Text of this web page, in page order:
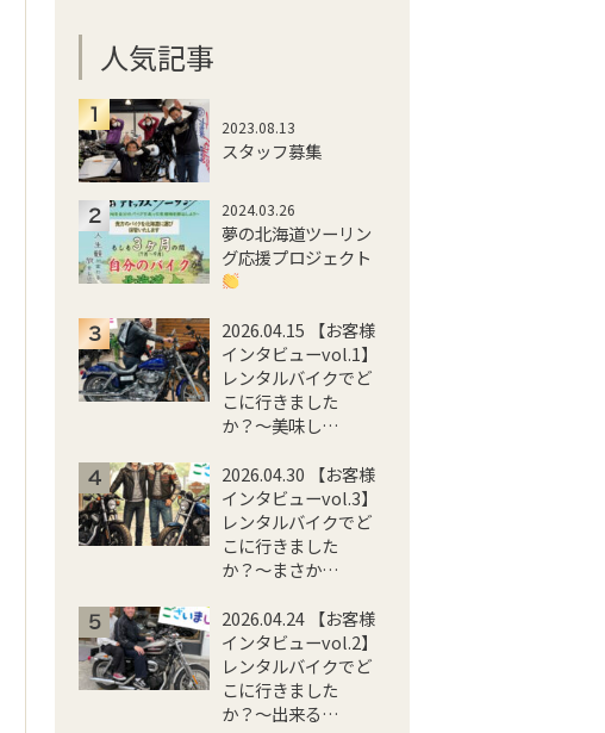
人気記事
2023.08.13
スタッフ募集
2024.03.26
夢の北海道ツーリン
グ応援プロジェクト
2026.04.15 【お客様
インタビューvol.1】
レンタルバイクでど
こに行きました
か？〜美味し…
2026.04.30 【お客様
インタビューvol.3】
レンタルバイクでど
こに行きました
か？〜まさか…
2026.04.24 【お客様
インタビューvol.2】
レンタルバイクでど
こに行きました
か？〜出来る…